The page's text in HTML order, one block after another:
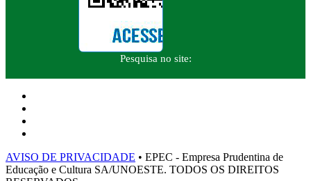
Pesquisa no site:
AVISO DE PRIVACIDADE • EPEC - Empresa Prudentina de
Educação e Cultura SA/UNOESTE. TODOS OS DIREITOS